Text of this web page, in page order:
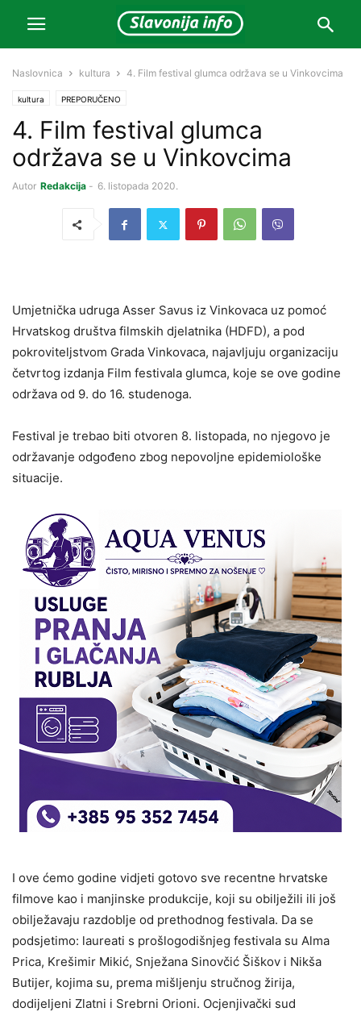
Naslovnica kultura 4. Film festival glumca održava se u Vinkovcima
kultura PREPORUČENO
4. Film festival glumca
održava se u Vinkovcima
Autor Redakcija - 6. listopada 2020.
Umjetnička udruga Asser Savus iz Vinkovaca uz pomoć
Hrvatskog društva filmskih djelatnika (HDFD), a pod
pokroviteljstvom Grada Vinkovaca, najavljuju organizaciju
četvrtog izdanja Film festivala glumca, koje se ove godine
održava od 9. do 16. studenoga.
Festival je trebao biti otvoren 8. listopada, no njegovo je
održavanje odgođeno zbog nepovoljne epidemiološke
situacije.
I ove ćemo godine vidjeti gotovo sve recentne hrvatske
filmove kao i manjinske produkcije, koji su obilježili ili još
obilježavaju razdoblje od prethodnog festivala. Da se
podsjetimo: laureati s prošlogodišnjeg festivala su Alma
Prica, Krešimir Mikić, Snježana Sinovčić Šiškov i Nikša
Butijer, kojima su, prema mišljenju stručnog žirija,
dodijeljeni Zlatni i Srebrni Orioni. Ocjenjivački sud